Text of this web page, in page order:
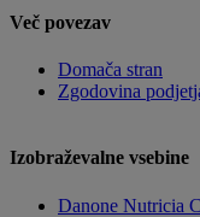
Več povezav
Domača stran
Zgodovina
Izobraževalne vsebine
Danone Nutricia